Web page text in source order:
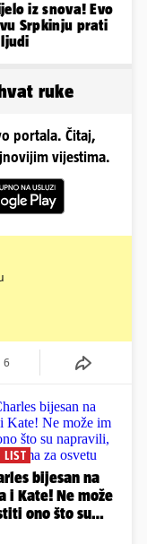
iz snova! Evo
Srpkinju prati
ruke
portala. Čitaj,
vijestima.
6